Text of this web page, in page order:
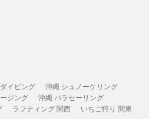
イビング
沖縄 シュノーケリング
ジング
沖縄 パラセーリング
ラフティング 関西
いちご狩り 関東